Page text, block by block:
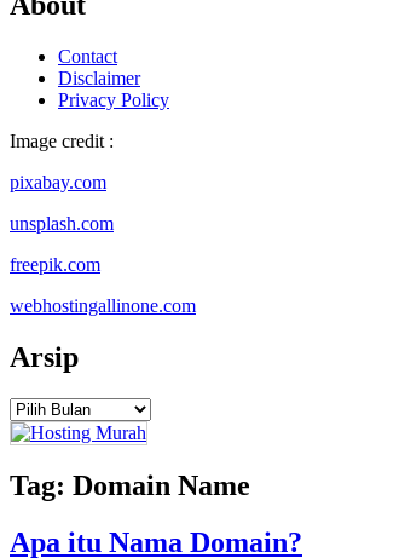
Contact
Disclaimer
Privacy Policy
Image credit :
pixabay.com
unsplash.com
freepik.com
webhostingallinone.com
Arsip
Arsip
Tag: Domain Name
Apa itu Nama Domain?